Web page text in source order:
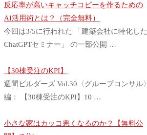
反応率が高いキャッチコピーを作るための
AI活用術とは？（完全無料）
今回は3/5に行われた 「建築会社に特化した
ChatGPTセミナー」 の一部公開 …
【30棟受注のKPI】
週間ビルダーズ Vol.30〈グループコンサル〉
編： 【30棟受注のKPI】10 …
小さな家はカッコ悪くなるのか？【無料公